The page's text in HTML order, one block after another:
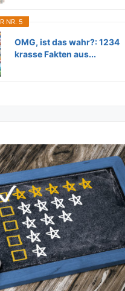
NR. 5
OMG, ist das wahr?: 1234
krasse Fakten aus...